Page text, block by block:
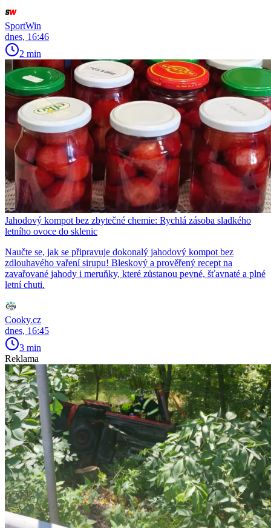
SportWin
dnes, 16:46
2 min
Jahodový kompot bez zbytečné chemie: Rychlá zásoba sladkého
letního ovoce do sklenic
Naučte se, jak se připravuje dokonalý jahodový kompot bez
zdlouhavého vaření sirupu! Bleskový a prověřený recept na
zavařované jahody i meruňky, které zůstanou pevné, šťavnaté a plné
letní chuti.
Cooky.cz
dnes, 16:45
3 min
Reklama